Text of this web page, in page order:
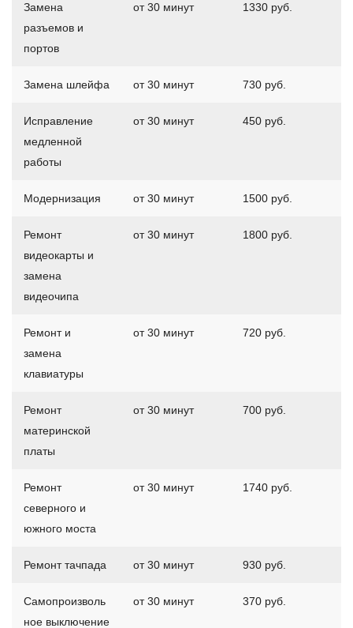
Замена
разъемов и
портов
от 30 минут 1330 руб.
Замена шлейфа от 30 минут 730 руб.
Исправление
медленной
работы
от 30 минут 450 руб.
Модернизация от 30 минут 1500 руб.
Ремонт
видеокарты и
замена
видеочипа
от 30 минут 1800 руб.
Ремонт и
замена
клавиатуры
от 30 минут 720 руб.
Ремонт
материнской
платы
от 30 минут 700 руб.
Ремонт
северного и
южного моста
от 30 минут 1740 руб.
Ремонт тачпада от 30 минут 930 руб.
Самопроизволь
ное выключение
от 30 минут 370 руб.